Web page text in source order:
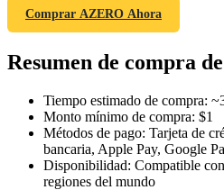
Futuros de criptomonedas
TradFi
Derivados de acciones, divisas,
primas
Comprar AZERO Ahora
Resumen de compra
Tiempo estimado de compra:
Monto mínimo de compra: $1
Métodos de pago: Tarjeta de
bancaria, Apple Pay, Google
Disponibilidad: Compatible
regiones del mundo